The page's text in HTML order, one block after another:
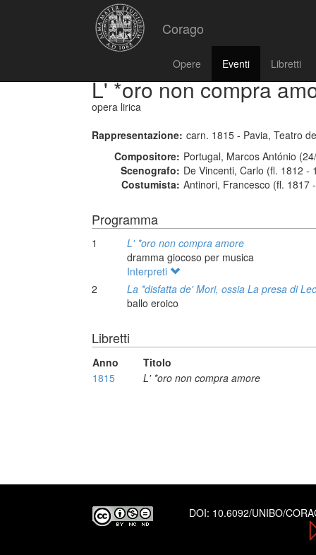
Corago
Opere Eventi Libretti
L' *oro non compra
opera lirica
Rappresentazione: carn. 1815 - Pavia, Teatro
Compositore: Portugal, Marcos António
Scenografo: De Vincenti, Carlo (fl. 1812 -
Costumista: Antinori, Francesco (fl. 1817
Programma
1
L' *oro non compra amore
dramma giocoso per musica
Interpreti
2
La *disfatta de' Mori, ossia La presa di
ballo eroico
Libretti
Anno
Titolo
1815
L' *oro non compra amore
DOI: 10.6092/UNIBO/